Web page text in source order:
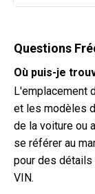
Questions
Où puis-je
L'emplacement
et les modèles
de la voiture ou
se référer au
pour des détails
VIN.